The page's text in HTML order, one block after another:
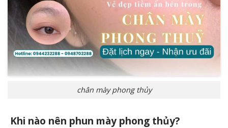
chân mày phong thủy
Khi nào nên phun mày phong thủy?